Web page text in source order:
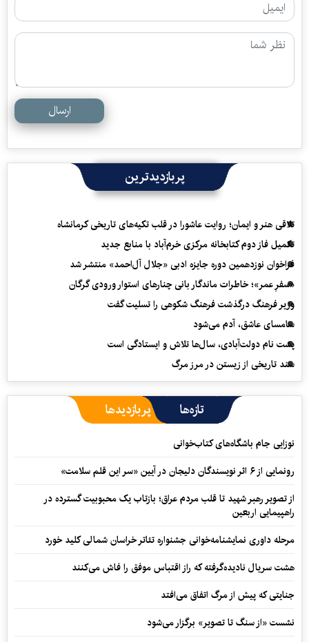
ارسال
پربازدیدترین
تلاقی هنر و ایمان؛ روایت عاشورا در قلب تکیه‌های تاریخی کرمانشاه
تکمیل فاز دوم کتابخانه مرکزی خرم‌آباد با منابع جدید
فراخوان نوزدهمین دوره جایزه ادبی «جلال آل‌احمد» منتشر شد
«سفرِ عمر»؛ خاطرات ماندگار بانی چنارهای استوار ورودی گرگان
وزیر فرهنگ درگذشت فرهنگ شکوهی را تسلیت گفت
سامسای عاشق، آدم می‌شود
پشت نام دولت‌آبادی، سال‌ها تلاش و ایستادگی است
سند تاریخی از زیستن در مرز مرگ
تازه‌ها پربازدیدها
نوزایی جام باشگاه‌های کتاب‌خوانی
رونمایی از ۶ اثر نویسندگان دلیجان در آیین «سر این قلم سلامت»
از تصویر رهبر شهید تا قلب مردم عراق؛ بازتاب یک محبوبیت گسترده در
راهپیمایی اربعین
مرحله داوری نمایشنامه‌خوانی جشنواره تئاتر خراسان شمالی کلید خورد
هشت سریال نادیده‌گرفته که راز اقتباس موفق را فاش می‌کنند
جنایتی که پیش از مرگ اتفاق می‌افتد
نشست «از سنگ تا تصویر» برگزار می‌شود